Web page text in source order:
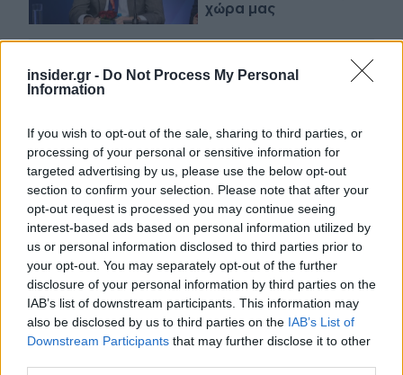
insider.gr - Do Not Process My Personal
Information
If you wish to opt-out of the sale, sharing to third parties, or
processing of your personal or sensitive information for
targeted advertising by us, please use the below opt-out
section to confirm your selection. Please note that after your
opt-out request is processed you may continue seeing
interest-based ads based on personal information utilized by
us or personal information disclosed to third parties prior to
your opt-out. You may separately opt-out of the further
disclosure of your personal information by third parties on the
IAB’s list of downstream participants. This information may
also be disclosed by us to third parties on the IAB’s List of
Downstream Participants that may further disclose it to other
χώρα μας
27-10-2025 13:09
παραγωγικότητας, η
απάντηση στην
ακρίβεια
17-09-2025 18:08
Αργυρού: Τα
πραγματικά
εισοδήματα έχουν
αυξηθεί – Η
φορολογική
μεταρρύθμιση
ενθαρρύνει μόνιμα την
παραγωγή
08-09-2025 09:19
Μ. Aργυρού: Τα μέτρα
της ΔΕΘ καλύπτουν